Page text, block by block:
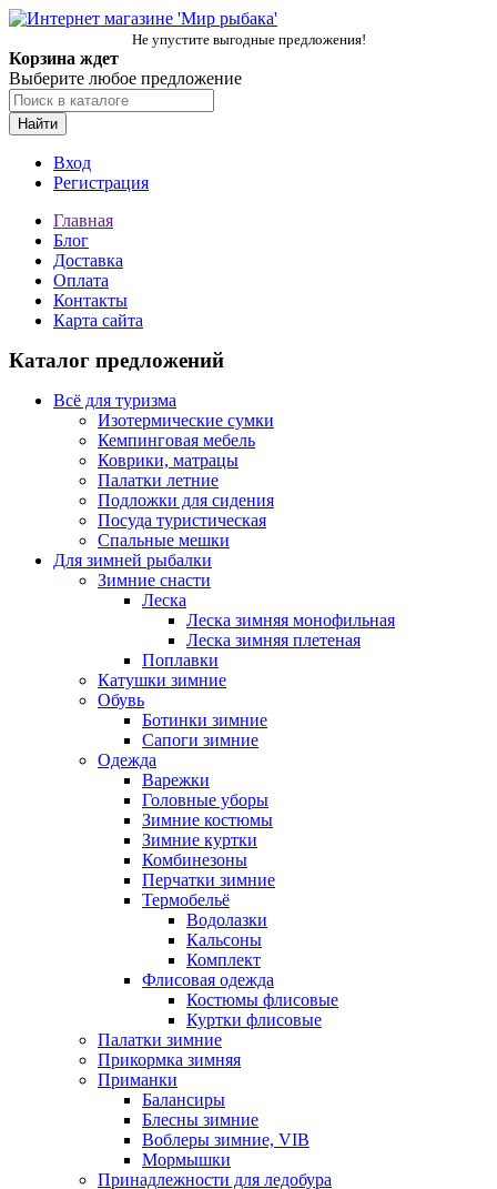
Не упустите выгодные предложения!
Корзина ждет
Выберите любое предложение
Найти
Вход
Регистрация
Главная
Блог
Доставка
Оплата
Контакты
Карта сайта
Каталог предложений
Всё для туризма
Изотермические сумки
Кемпинговая мебель
Коврики, матрацы
Палатки летние
Подложки для сидения
Посуда туристическая
Спальные мешки
Для зимней рыбалки
Зимние снасти
Леска
Леска зимняя монофильная
Леска зимняя плетеная
Поплавки
Катушки зимние
Обувь
Ботинки зимние
Сапоги зимние
Одежда
Варежки
Головные уборы
Зимние костюмы
Зимние куртки
Комбинезоны
Перчатки зимние
Термобельё
Водолазки
Кальсоны
Комплект
Флисовая одежда
Костюмы флисовые
Куртки флисовые
Палатки зимние
Прикормка зимняя
Приманки
Балансиры
Блесны зимние
Воблеры зимние, VIB
Мормышки
Принадлежности для ледобура